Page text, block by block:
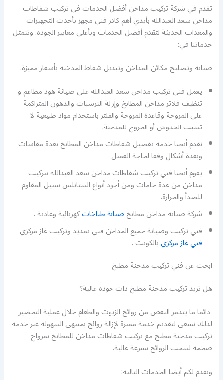
تقدم في شركة تركيب مداخن أفضل الخدمات في تركيب شفاطات
مداخن سعد العبدالله بأيدي أهم كادر فني مجهز بأحدث التجهيزات
والمعدات الحديثة لتقدم أفضل الخدمات وبأعلى معايير الجودة. وتتمثل
خدماتنا في:
صيانة وتصليح مكائن المداخن وتبديل شفاط المدخنة بأسعار مميزة.
يعمل فني تركيب مداخن سعد العبدالله على صيانة هود مطاعم و
تنظيف فلاتر مداخن المطابخ وإزالة الترسبات والدهون المتراكمة
على المروحة وقاعدة المروحة والفلتر باستخدام مواد طبيعية لا
تسبب الخدوش أو الجروح للمدخنة.
نقدم أيضا خدمة تفصيل شفاطات مداخن المطابخ بعدة مقاسات
وبعدة أشكال وفقا لحاجة العميل
يقوم أيضا فني تركيب شفاطات مداخن سعد العبدالله بتركيب
مداخن من عدة خامات ومن أجود أنواع الستانلس ستيل المقاوم
للصدأ والحرارة.
شركة صيانة مداخن مطابخصيانة طباخاتكهربائية وعادية .
فني تركيب وصيانة جميع المداخن فني تمديد وتركيب غاز مركزي
فني غاز مركزيبالكويت .
ابحث عن فني تركيب مدخنة مطبخ
هل تريد تركيب مدخنة مطبخ ذات جودة عالية؟
دائما ما يتذمر البعض من روائح الزيوت والطعام خلال عملية التحضير
لذلك نسعى لتقديم خدمة مميزة لإزالة روائح بمنتهى السهولة عبر خدمة
تركيب مدخنة مطبخ مع تركيب شفاطات مداخن للمطابخ بمرواح
ضخمة لسحب الروائح بسرعة عالية.
ونقدم لكم أيضا الخدمات التالية: